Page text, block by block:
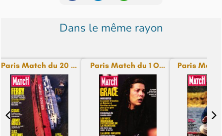
Dans le même rayon
Paris Match du 20 ... Paris Match du 1 O... Paris